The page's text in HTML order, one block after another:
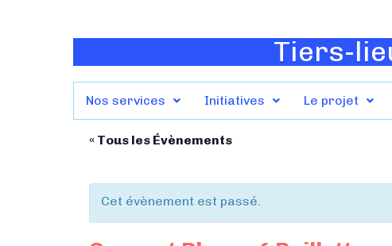
Tiers-
Nos services Initiatives Le projet
« Tous les Évènements
Cet évènement est passé.